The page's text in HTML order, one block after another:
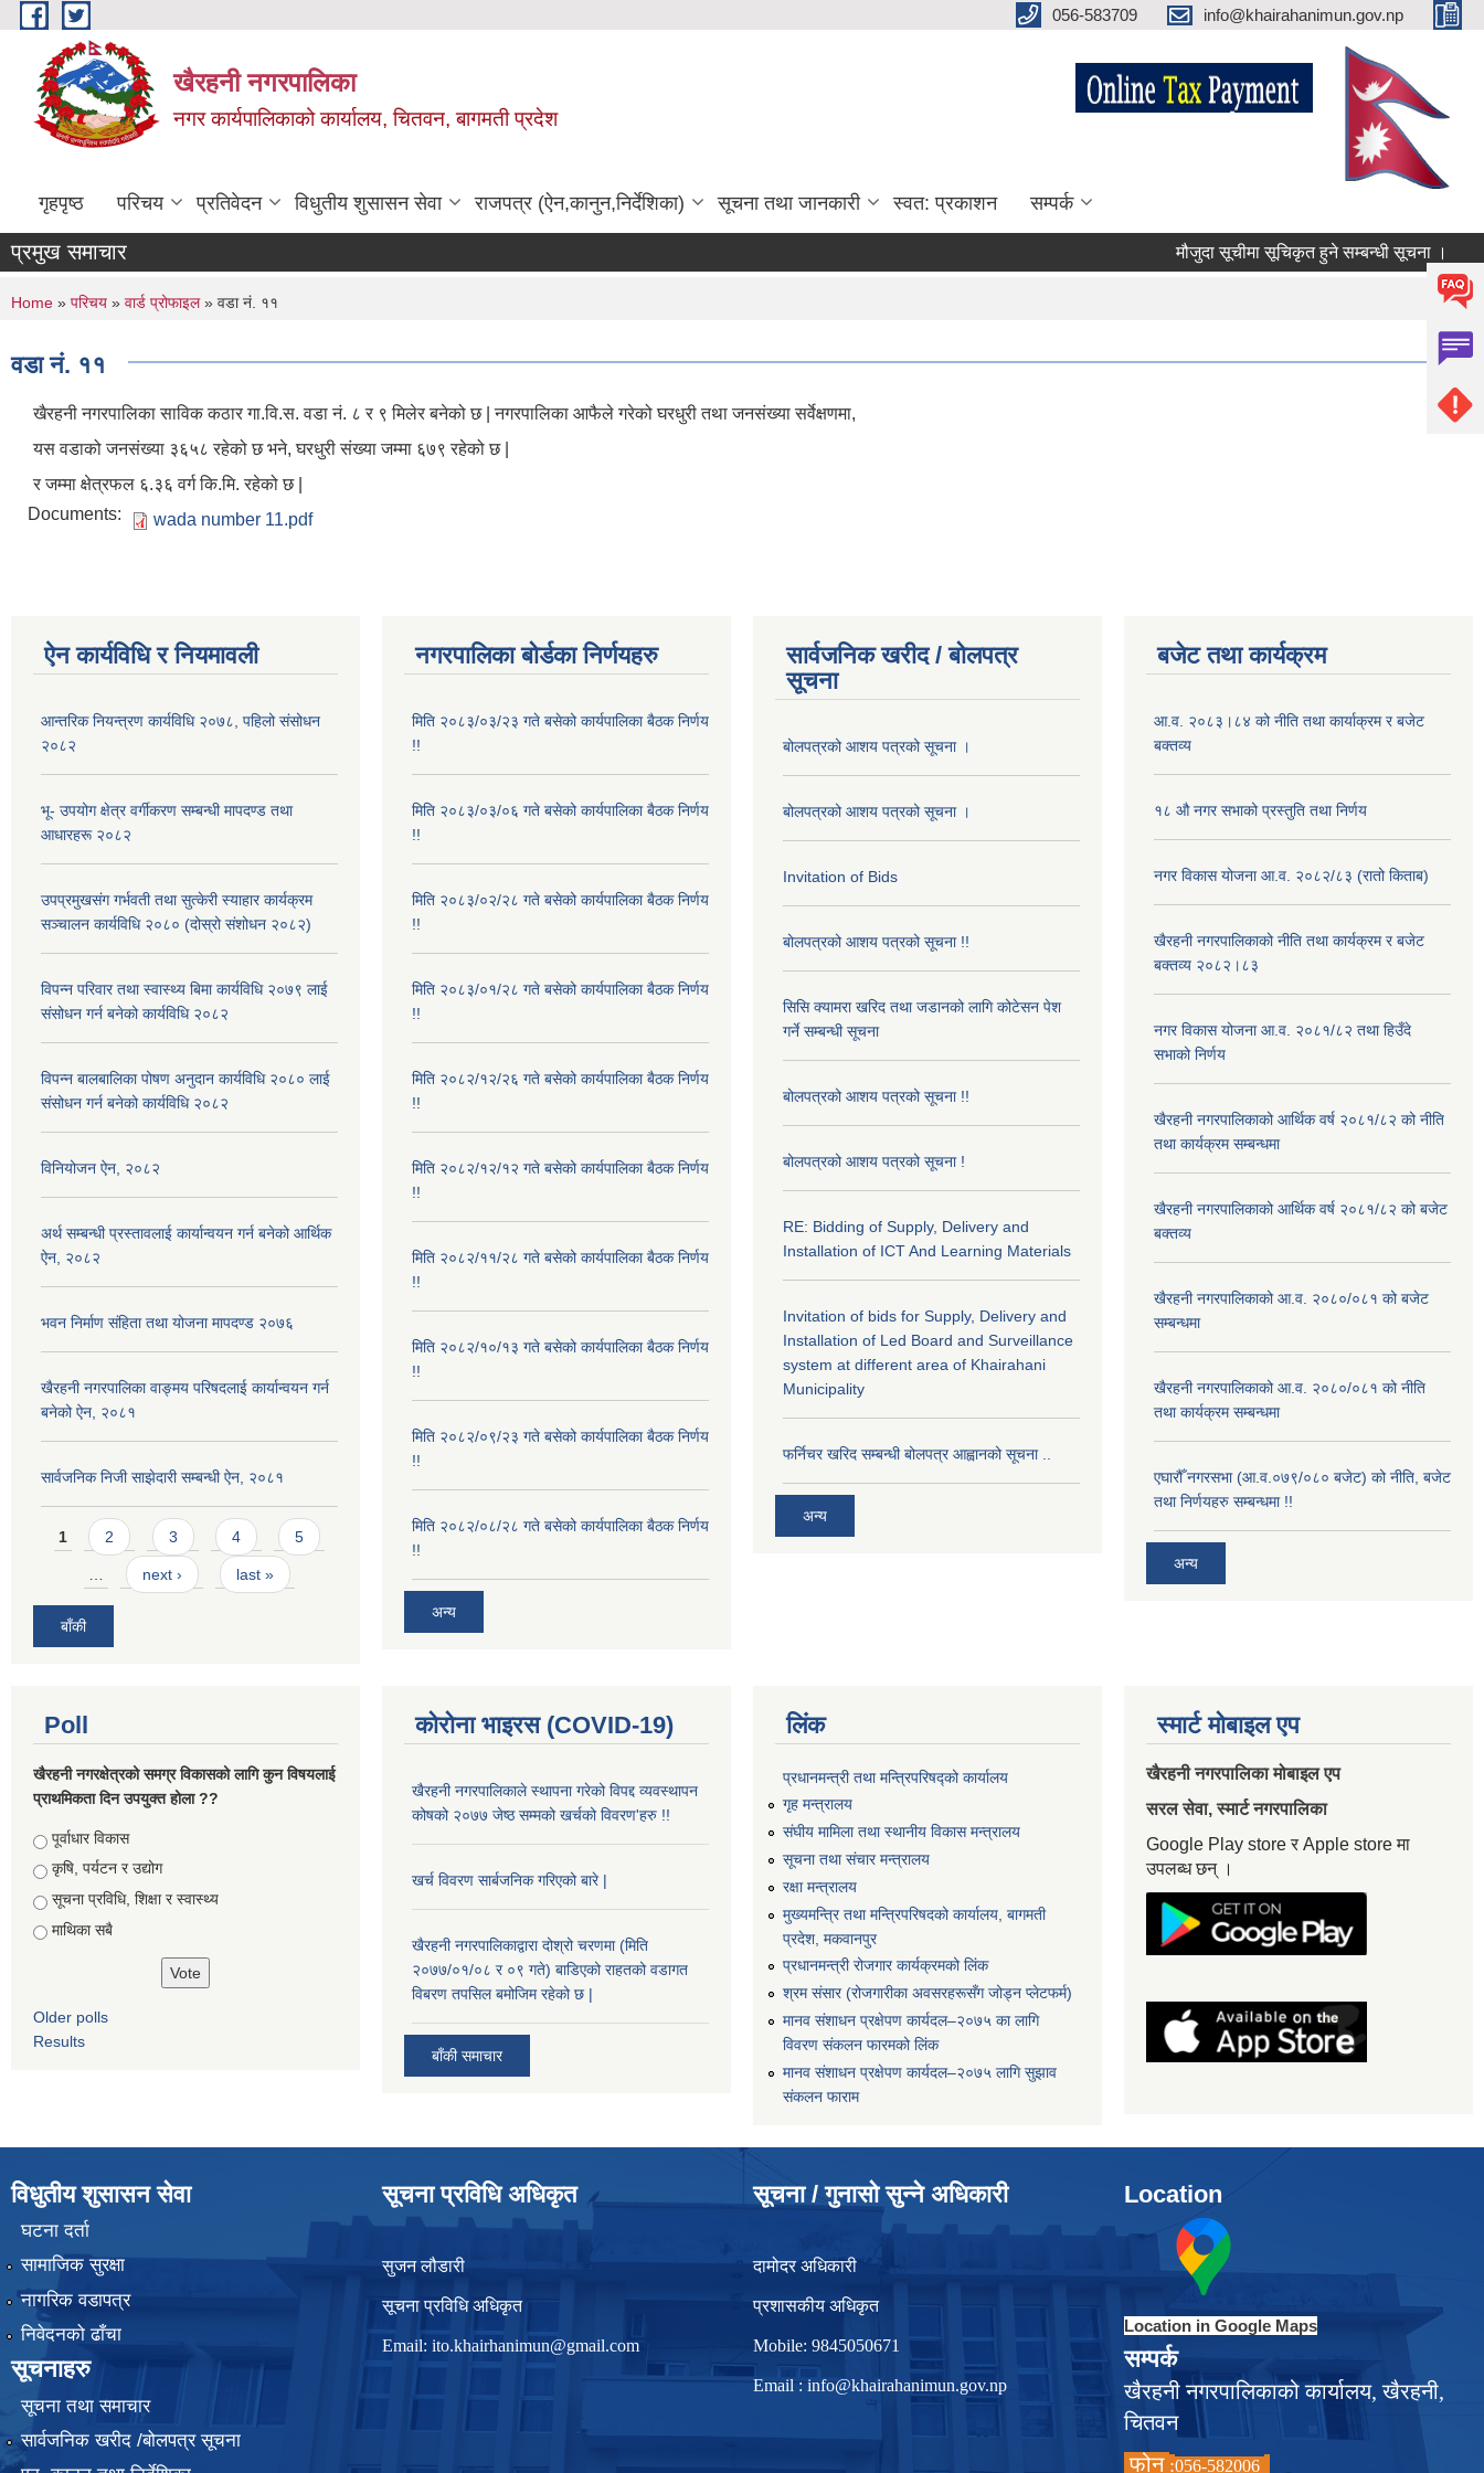
Skip to main content 056-583709 info@khairahanimun.gov.np
खैरहनी नगरपालिका
नगर कार्यपालिकाको कार्यालय, चितवन, बागमती प्रदेश
गृहपृष्ठ परिचय प्रतिवेदन विधुतीय शुसासन सेवा राजपत्र (ऐन,कानुन,निर्देशिका) सूचना तथा जानकारी स्वत: प्रकाशन सम्पर्क
प्रमुख समाचार मौजुदा सूचीमा सूचिकृत हुने सम्बन्धी सूचना ।
You are here
Home » परिचय » वार्ड प्रोफाइल» वडा नं. ११
वडा नं. ११
खैरहनी नगरपालिका साविक कठार गा.वि.स. वडा नं. ८ र ९ मिलेर बनेको छ | नगरपालिका आफैले गरेको घरधुरी तथा जनसंख्या सर्वेक्षणमा,
यस वडाको जनसंख्या ३६५८ रहेको छ भने, घरधुरी संख्या जम्मा ६७९ रहेको छ |
र जम्मा क्षेत्रफल ६.३६ वर्ग कि.मि. रहेको छ |
Documents:
wada number 11.pdf
ऐन कार्यविधि र नियमावली
आन्तरिक नियन्त्रण कार्यविधि २०७८, पहिलो संसोधन
२०८२
भू- उपयोग क्षेत्र वर्गीकरण सम्बन्धी मापदण्ड तथा
आधारहरू २०८२
उपप्रमुखसंग गर्भवती तथा सुत्केरी स्याहार कार्यक्रम
सञ्चालन कार्यविधि २०८० (दोस्रो संशोधन २०८२)
विपन्न परिवार तथा स्वास्थ्य बिमा कार्यविधि २०७९ लाई
संसोधन गर्न बनेको कार्यविधि २०८२
विपन्न बालबालिका पोषण अनुदान कार्यविधि २०८० लाई
संसोधन गर्न बनेको कार्यविधि २०८२
विनियोजन ऐन, २०८२
अर्थ सम्बन्धी प्रस्तावलाई कार्यान्वयन गर्न बनेको आर्थिक
ऐन, २०८२
भवन निर्माण संहिता तथा योजना मापदण्ड २०७६
खैरहनी नगरपालिका वाङ्मय परिषदलाई कार्यान्वयन गर्न
बनेको ऐन, २०८१
सार्वजनिक निजी साझेदारी सम्बन्धी ऐन, २०८१
Pages
1 2 3 4 5
… next › last »
बाँकी
नगरपालिका बोर्डका निर्णयहरु
मिति २०८३/०३/२३ गते बसेको कार्यपालिका बैठक निर्णय
!!
मिति २०८३/०३/०६ गते बसेको कार्यपालिका बैठक निर्णय
!!
मिति २०८३/०२/२८ गते बसेको कार्यपालिका बैठक निर्णय
!!
मिति २०८३/०१/२८ गते बसेको कार्यपालिका बैठक निर्णय
!!
मिति २०८२/१२/२६ गते बसेको कार्यपालिका बैठक निर्णय
!!
मिति २०८२/१२/१२ गते बसेको कार्यपालिका बैठक निर्णय
!!
मिति २०८२/११/२८ गते बसेको कार्यपालिका बैठक निर्णय
!!
मिति २०८२/१०/१३ गते बसेको कार्यपालिका बैठक निर्णय
!!
मिति २०८२/०९/२३ गते बसेको कार्यपालिका बैठक निर्णय
!!
मिति २०८२/०८/२८ गते बसेको कार्यपालिका बैठक निर्णय
!!
अन्य
सार्वजनिक खरीद / बोलपत्र
सूचना
बोलपत्रको आशय पत्रको सूचना ।
बोलपत्रको आशय पत्रको सूचना ।
Invitation of Bids
बोलपत्रको आशय पत्रको सूचना !!
सिसि क्यामरा खरिद तथा जडानको लागि कोटेसन पेश
गर्ने सम्बन्धी सूचना
बोलपत्रको आशय पत्रको सूचना !!
बोलपत्रको आशय पत्रको सूचना !
RE: Bidding of Supply, Delivery and
Installation of ICT And Learning Materials
Invitation of bids for Supply, Delivery and
Installation of Led Board and Surveillance
system at different area of Khairahani
Municipality
फर्निचर खरिद सम्बन्धी बोलपत्र आह्वानको सूचना ..
अन्य
बजेट तथा कार्यक्रम
आ.व. २०८३।८४ को नीति तथा कार्याक्रम र बजेट
बक्तव्य
१८ औ नगर सभाको प्रस्तुति तथा निर्णय
नगर विकास योजना आ.व. २०८२/८३ (रातो किताब)
खैरहनी नगरपालिकाको नीति तथा कार्यक्रम र बजेट
बक्तव्य २०८२।८३
नगर विकास योजना आ.व. २०८१/८२ तथा हिउँदे
सभाको निर्णय
खैरहनी नगरपालिकाको आर्थिक वर्ष २०८१/८२ को नीति
तथा कार्यक्रम सम्बन्धमा
खैरहनी नगरपालिकाको आर्थिक वर्ष २०८१/८२ को बजेट
बक्तव्य
खैरहनी नगरपालिकाको आ.व. २०८०/०८१ को बजेट
सम्बन्धमा
खैरहनी नगरपालिकाको आ.व. २०८०/०८१ को नीति
तथा कार्यक्रम सम्बन्धमा
एघारौँ नगरसभा (आ.व.०७९/०८० बजेट) को नीति, बजेट
तथा निर्णयहरु सम्बन्धमा !!
अन्य
Poll
खैरहनी नगरक्षेत्रको समग्र विकासको लागि कुन विषयलाई
प्राथमिकता दिन उपयुक्त होला ??
Choices
पूर्वाधार विकास
कृषि, पर्यटन र उद्योग
सूचना प्रविधि, शिक्षा र स्वास्थ्य
माथिका सबै
Older polls
Results
कोरोना भाइरस (COVID-19)
खैरहनी नगरपालिकाले स्थापना गरेको विपद्द व्यवस्थापन
कोषको २०७७ जेष्ठ सम्मको खर्चको विवरण'हरु !!
खर्च विवरण सार्बजनिक गरिएको बारे |
खैरहनी नगरपालिकाद्वारा दोश्रो चरणमा (मिति
२०७७/०१/०८ र ०९ गते) बाडिएको राहतको वडागत
विबरण तपसिल बमोजिम रहेको छ |
बाँकी समाचार
लिंक
प्रधानमन्त्री तथा मन्त्रिपरिषद्को कार्यालय
गृह मन्त्रालय
संघीय मामिला तथा स्थानीय विकास मन्त्रालय
सूचना तथा संचार मन्त्रालय
रक्षा मन्त्रालय
मुख्यमन्त्रि तथा मन्त्रिपरिषदको कार्यालय, बागमती
प्रदेश, मकवानपुर
प्रधानमन्त्री रोजगार कार्यक्रमको लिंक
श्रम संसार (रोजगारीका अवसरहरूसँग जोड्न प्लेटफर्म)
मानव संशाधन प्रक्षेपण कार्यदल–२०७५ का लागि
विवरण संकलन फारमको लिंक
मानव संशाधन प्रक्षेपण कार्यदल–२०७५ लागि सुझाव
संकलन फाराम
स्मार्ट मोबाइल एप
खैरहनी नगरपालिका मोबाइल एप
सरल सेवा, स्मार्ट नगरपालिका
Google Play store र Apple store मा
उपलब्ध छन् ।
विधुतीय शुसासन सेवा
घटना दर्ता
सामाजिक सुरक्षा
नागरिक वडापत्र
निवेदनको ढाँचा
सूचनाहरु
सूचना तथा समाचार
सार्वजनिक खरीद /बोलपत्र सूचना
सूचना प्रविधि अधिकृत
सुजन लौडारी
सूचना प्रविधि अधिकृत
Email: ito.khairhanimun@gmail.com
सूचना / गुनासो सुन्ने अधिकारी
दामोदर अधिकारी
प्रशासकीय अधिकृत
Mobile: 9845050671
Email : info@khairahanimun.gov.np
Location
Location in Google Maps
सम्पर्क
खैरहनी नगरपालिकाको कार्यालय, खैरहनी,
चितवन
फोन :